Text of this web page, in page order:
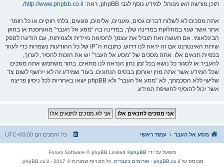
תוכן מורשה ו/או מנוהל. למידע נוסף לגבי phpBB, ראה:
http://www.phpbb.co.il/
.
אתה מסכים לא לשלוח דברים גסים, גזעניים, אלימים, פוגעים, בלתי חוקיים או כל חומר
אחר אשר שנוי במחלוקת במדינה שלך, במדינה בה “מסע אל העבר” מאוחסנת או בחוק
הבינלאומי. אם תעשה זאת תוביל את עצמך לחסימה מיידית ולצמיתות, עם הודעה לספק
שירות האינטרנט אם זה יראה לנו דרוש. כתובות ה־IP של כל ההודעות נשמרות כדי לעזור
בכפיית תנאים אלו. אתה מסכים של “מסע אל העבר” יש את הזכות להסיר, לערוך,
להעביר או לסגור כל נושא בכל זמן נתון הנראה לנו מתאים. בתור משתמש אתה מסכים
שכל המידע אשר אתה מזין יאוחסן בבסיס הנתונים. בעוד שמידע זה לא ייחשף לשום צד
שלישי ללא הסכמתך, לא “מסע אל העבר” ולא phpBB ישאו באחריות לכל ניסיון פריצה
אשר יכול להוסיף לחשיפת המידע.
מסע אל העבר עמוד ראשי כל הזמנים הם UTC+03:00
מופעל על ידי phpBB
® Forum Software © phpBB Limited
מבוסס עלphpBB.co.il - פורומים בעברית
. כל הזכויות שמורות © 2017 - phpBB.co.il.